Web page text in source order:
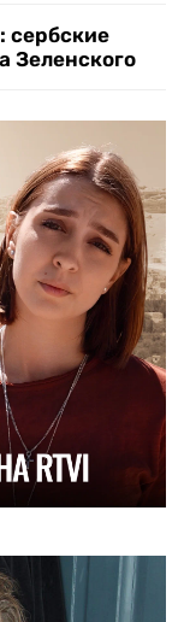
сербские
Зеленского